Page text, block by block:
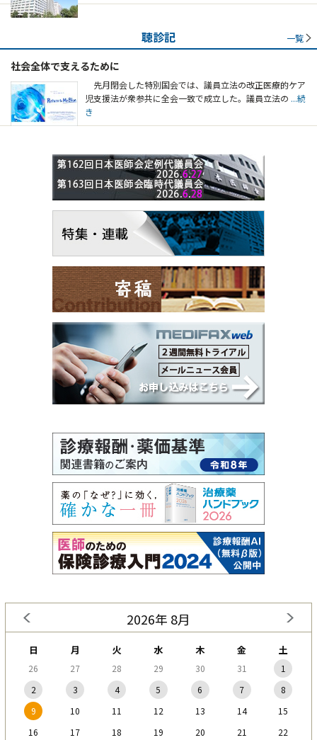
聴診記 一覧
社会全体で支えるために
先月閉会した特別国会では、議員立法の改正医療的ケア
児支援法が衆参共に全会一致で成立した。議員立法の ...続
き
2026年 8月
日 月 火 水 木 金 土
26 27 28 29 30 31
1
2
3 4 5 6 7
8
9
10 11 12 13 14
15
16
17 18 19 20 21
22